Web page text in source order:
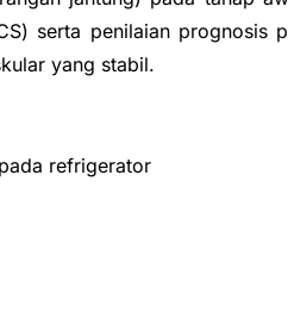
serta penilaian
yang stabil.
refrigerator